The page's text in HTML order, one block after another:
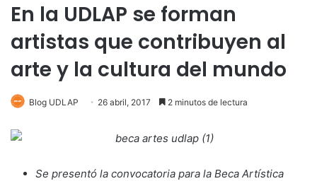
En la UDLAP se forman
artistas que contribuyen al
arte y la cultura del mundo
Blog UDLAP 26 abril, 2017 2 minutos de lectura
Se presentó la convocatoria para la Beca Artística